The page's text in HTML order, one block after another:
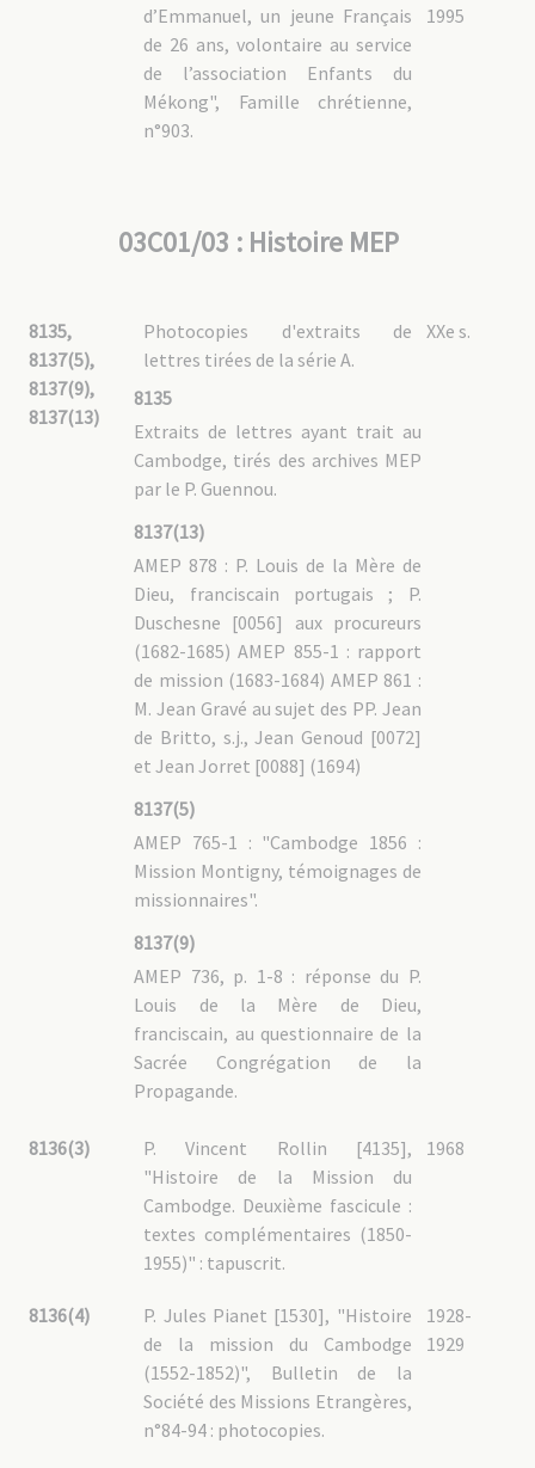
1995
d’Emmanuel, un jeune Français
de 26 ans, volontaire au service
de l’association Enfants du
Mékong", Famille chrétienne,
n°903.
03C01/03 : Histoire MEP
8135,
8137(5),
8137(9),
8137(13)
XXe s.
Photocopies d'extraits de
lettres tirées de la série A.
8135
Extraits de lettres ayant trait au
Cambodge, tirés des archives MEP
par le P. Guennou.
8137(13)
AMEP 878 : P. Louis de la Mère de
Dieu, franciscain portugais ; P.
Duschesne [0056] aux procureurs
(1682-1685) AMEP 855-1 : rapport
de mission (1683-1684) AMEP 861 :
M. Jean Gravé au sujet des PP. Jean
de Britto, s.j., Jean Genoud [0072]
et Jean Jorret [0088] (1694)
8137(5)
AMEP 765-1 : "Cambodge 1856 :
Mission Montigny, témoignages de
missionnaires".
8137(9)
AMEP 736, p. 1-8 : réponse du P.
Louis de la Mère de Dieu,
franciscain, au questionnaire de la
Sacrée Congrégation de la
Propagande.
8136(3) 1968
P. Vincent Rollin [4135],
"Histoire de la Mission du
Cambodge. Deuxième fascicule :
textes complémentaires (1850-
1955)" : tapuscrit.
8136(4)
1928-
1929
P. Jules Pianet [1530], "Histoire
de la mission du Cambodge
(1552-1852)", Bulletin de la
Société des Missions Etrangères,
n°84-94 : photocopies.